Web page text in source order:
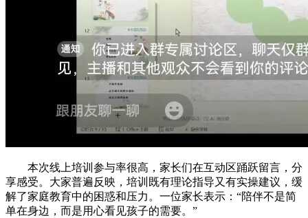
本次线上培训参与率很高，家长们在互动区踊跃留言，分
享感受。大家普遍反映，培训既有理论指导又有实操建议，缓
解了家庭教育中的困惑和压力。一位家长表示：“陪伴不是简
单在身边，而是用心看见孩子的需要。”